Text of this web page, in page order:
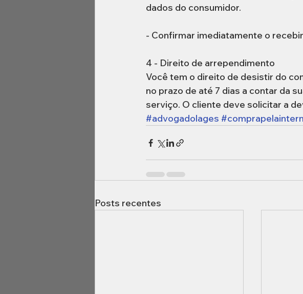
dados do consumidor.
- Confirmar imediatamente o
4 - Direito de arrependimento
Você tem o direito de desistir do
no prazo de até 7 dias a contar da
serviço. O cliente deve solicitar a
#advogadolages
Posts recentes